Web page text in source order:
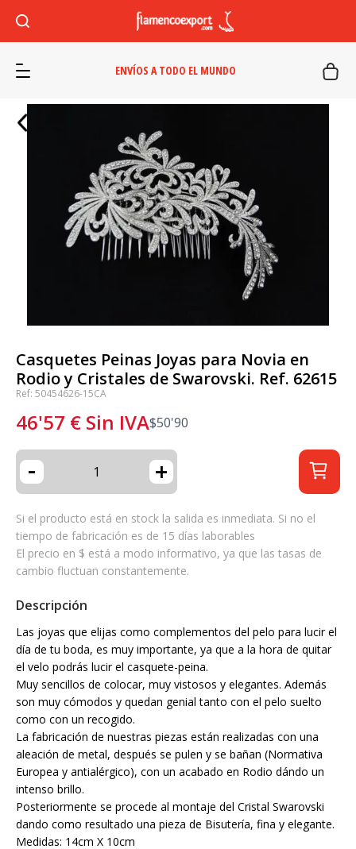
ENVÍOS A TODO EL MUNDO
Casquetes Peinas Joyas para Novia en
Rodio y Cristales de Swarovski. Ref. 62615
Ref: 50454626-15CA
46'57 € Sin IVA$50'90
- +
Si el producto está en stock la salida es inmediata. Si no el
tiempo de fabricación es de 15 días laborables
El precio en $ está a modo informativo, ya que las tasas de
cambio fluctuan constantemente.
Descripción
Las joyas que elijas como complementos del pelo para lucir el
día de tu boda, es muy importante, ya que a la hora de quitar
el velo podrás lucir el casquete-peina.
Muy sencillos de colocar, muy vistosos y elegantes. Además
son muy cómodos y quedan genial tanto con el pelo suelto
como con un recogido.
La fabricación de nuestras piezas están realizadas con una
aleación de metal, después se pulen y se bañan (Normativa
Europea y antialérgico), con un acabado en Rodio dándo un
intenso brillo.
Posteriormente se procede al montaje del Cristal Swarovski
dando como resultado una pieza de Bisutería, fina y elegante.
Medidas: 14cm X 10cm